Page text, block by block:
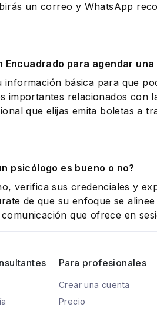
un correo y WhatsApp
Encuadrado para agendar una
básica para que
importantes relacionados con
que elijas emita boletas a
psicólogo es bueno o no?
verifica sus credenciales y
de que su enfoque se
que ofrece en
Para profesionales
Crear una cuenta
Precio